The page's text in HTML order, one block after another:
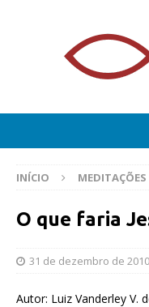
INÍCIO MEDITAÇÕES
O que faria
31 de dezembro de 2010
Autor: Luiz Vanderley V.